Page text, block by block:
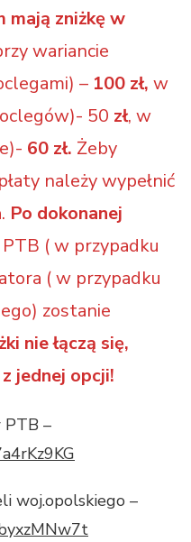
zniżkę w
wariancie
– 100 zł, w
50 zł, w
60 zł. Żeby
należy wypełnić
. Po dokonanej
( w przypadku
( w przypadku
zostanie
nie łączą się,
jednej opcji!
PTB –
woj.opolskiego –